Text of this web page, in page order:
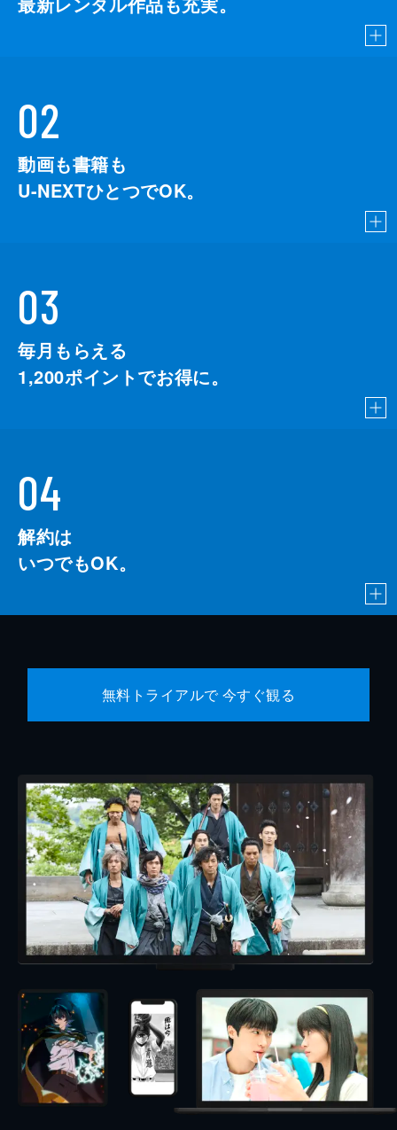
02
動画も書籍も
U-NEXTひとつでOK。
03
毎月もらえる
1,200ポイントでお得に。
04
解約は
いつでもOK。
無料トライアルで 今すぐ観る